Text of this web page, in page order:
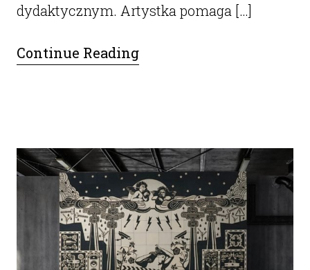
dydaktycznym. Artystka pomaga […]
Continue Reading